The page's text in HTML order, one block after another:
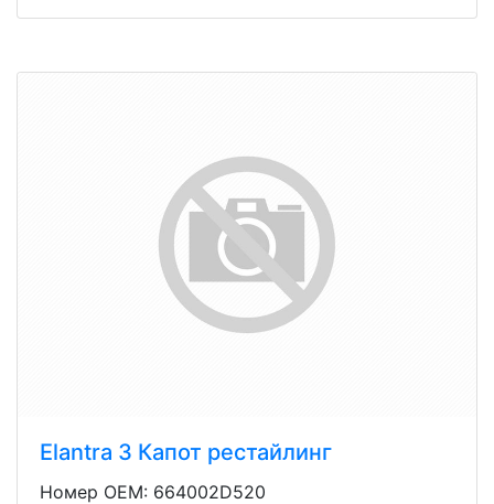
Elantra 3 Капот рестайлинг
Номер OEM: 664002D520